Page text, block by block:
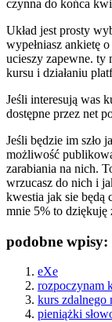
czynna do końca
Układ jest prosty
wypełniasz ankietę
ucieszy zapewne. ty
kursu i działaniu
Jeśli interesują was
dostępne przez net
Jeśli będzie im szło
możliwość
zarabiania na nich.
wrzucasz do nich i
kwestia jak sie będą
mnie 5% to dziękuję
podobne wpisy:
eXe
rozpoczynam
kurs zdalnego
pieniążki